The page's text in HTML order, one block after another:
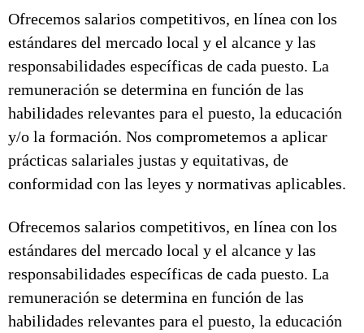
Ofrecemos salarios competitivos, en línea con los
estándares del mercado local y el alcance y las
responsabilidades específicas de cada puesto. La
remuneración se determina en función de las
habilidades relevantes para el puesto, la educación
y/o la formación. Nos comprometemos a aplicar
prácticas salariales justas y equitativas, de
conformidad con las leyes y normativas aplicables.
Ofrecemos salarios competitivos, en línea con los
estándares del mercado local y el alcance y las
responsabilidades específicas de cada puesto. La
remuneración se determina en función de las
habilidades relevantes para el puesto, la educación